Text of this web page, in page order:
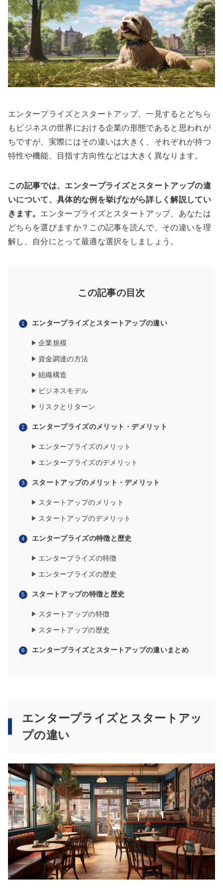
エンタープライズとスタートアップ、一見するとどちら
もビジネスの世界における企業の形態であると思われが
ちですが、実際にはその違いは大きく、それぞれが持つ
特性や機能、目指す方向性などは大きく異なります。
この記事では、エンタープライズとスタートアップの違
いについて、具体的な例を挙げながら詳しく解説してい
きます。 エンタープライズとスタートアップ、あなたは
どちらを選びますか？この記事を読んで、その違いを理
解し、自分にとって最適な選択をしましょう。
この記事の目次
エンタープライズとスタートアップの違い
企業規模
資金調達の方法
組織構造
ビジネスモデル
リスクとリターン
エンタープライズのメリット・デメリット
エンタープライズのメリット
エンタープライズのデメリット
スタートアップのメリット・デメリット
スタートアップのメリット
スタートアップのデメリット
エンタープライズの特徴と歴史
エンタープライズの特徴
エンタープライズの歴史
スタートアップの特徴と歴史
スタートアップの特徴
スタートアップの歴史
エンタープライズとスタートアップの違いまとめ
エンタープライズとスタートアッ
プの違い